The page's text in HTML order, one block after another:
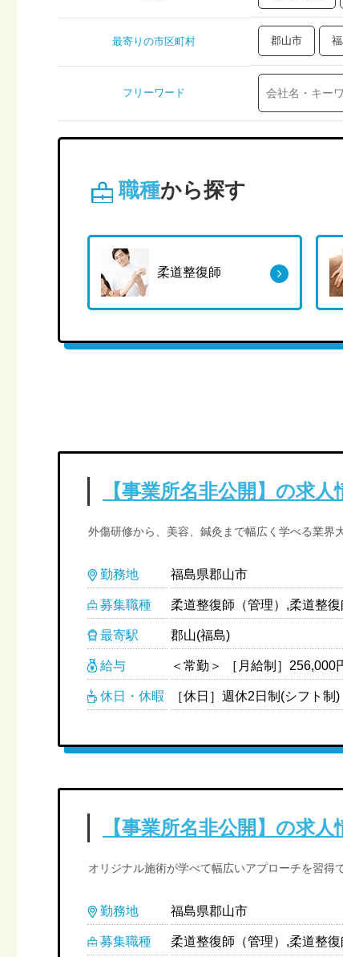
最寄りの市区町村 郡山市
フリーワード
職種から探す
柔道整復師
【事業所名非公開】の求人
外傷研修から、美容、鍼灸まで幅広く学べる業界
勤務地 福島県郡山市
募集職種
最寄駅 郡山(福島)
給与
休日・休暇
【事業所名非公開】の求人
オリジナル施術が学べて幅広いアプローチを習得
勤務地 福島県郡山市
募集職種 柔道整復師（管理）,柔道整